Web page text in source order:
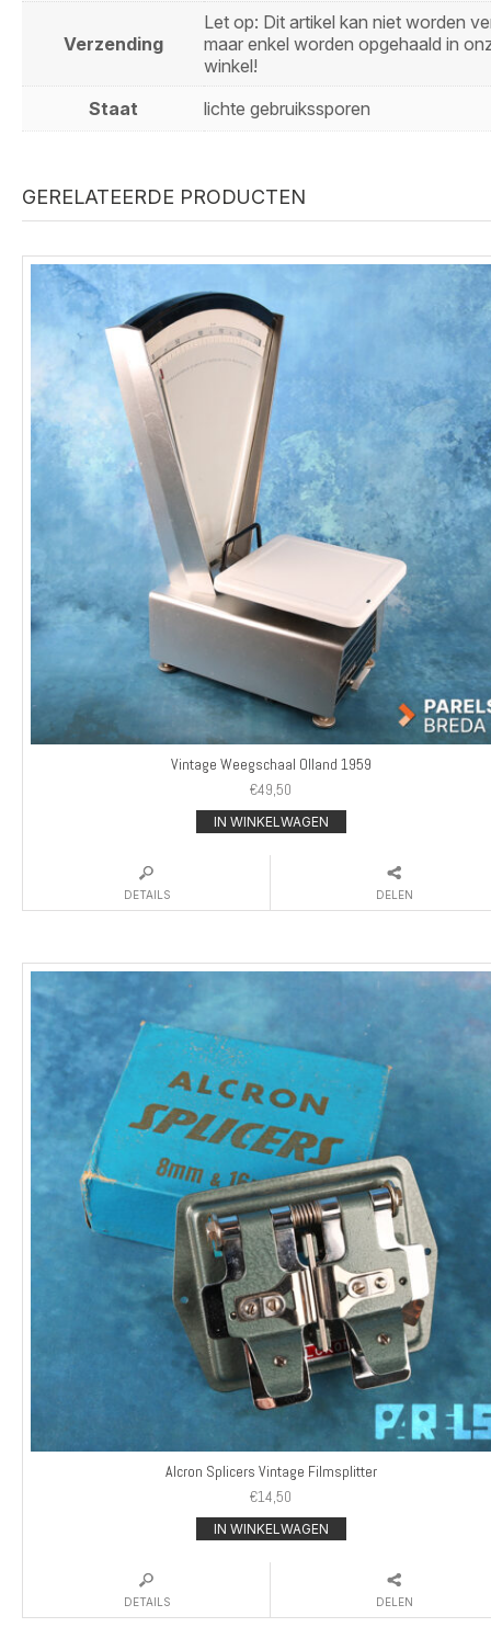
Verzending
Let op: Dit artikel kan niet worden
maar enkel worden opgehaald in
winkel!
Staat
lichte gebruikssporen
GERELATEERDE PRODUCTEN
Vintage Weegschaal Olland 1959
€49,50
IN WINKELWAGEN
DETAILS DELEN
Alcron Splicers Vintage Filmsplitter
€14,50
IN WINKELWAGEN
DETAILS DELEN